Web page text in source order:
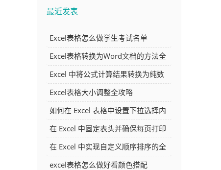
最近发表
Excel表格怎么做学生考试名单
Excel表格转换为Word文档的方法全
解析
Excel 中将公式计算结果转换为纯数
字的多种方法
Excel表格大小调整全攻略
如何在 Excel 表格中设置下拉选择内
容
在 Excel 中固定表头并确保每页打印
时都显示表头的方法详解
在 Excel 中实现自定义顺序排序的全
面指南
excel表格怎么做好看颜色搭配